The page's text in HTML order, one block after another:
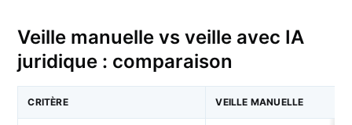
Veille manuelle vs veille avec IA
juridique : comparaison
CRITÈRE VEILLE MANUELLE